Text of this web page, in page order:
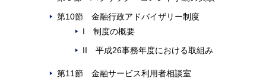
第10節 金融行政アドバイザリー制度
I 制度の概要
II 平成26事務年度における取組み
第11節 金融サービス利用者相談室